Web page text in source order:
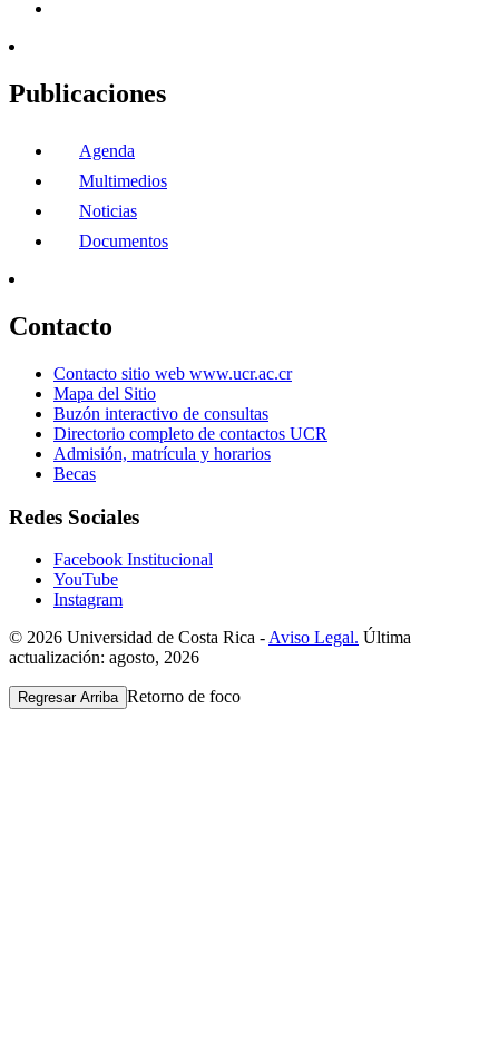
Publicaciones
Agenda
Multimedios
Noticias
Documentos
Contacto
Contacto sitio web www.ucr.ac.cr
Mapa del Sitio
Buzón interactivo de consultas
Directorio completo de contactos UCR
Admisión, matrícula y horarios
Becas
Redes Sociales
Facebook Institucional
YouTube
Instagram
© 2026 Universidad de Costa Rica - Aviso Legal. Última
actualización: agosto, 2026
Regresar Arriba Retorno de foco